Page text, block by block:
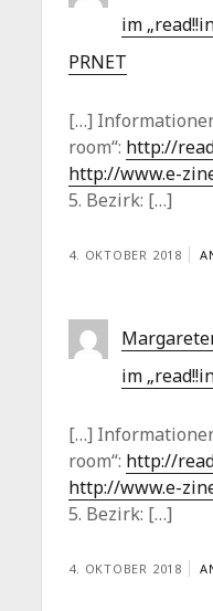
im
PRNET
[…]
room“: http://
http://www.e-
5. Bezirk: […]
4. OKTOBER 2018
im
[…]
room“: http://
http://www.e-
5. Bezirk: […]
4. OKTOBER 2018